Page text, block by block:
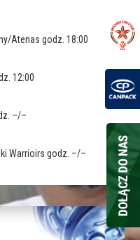
Atenas godz. 18:00
12:00
–/–
Warrioirs godz. –/–